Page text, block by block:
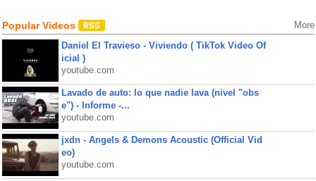
Popular Videos More
Daniel El Travieso - Viviendo ( TikTok Video Of
icial )
youtube.com
Lavado de auto: lo que nadie lava (nivel "obs
e") - Informe -...
youtube.com
jxdn - Angels & Demons Acoustic (Official Vid
eo)
youtube.com